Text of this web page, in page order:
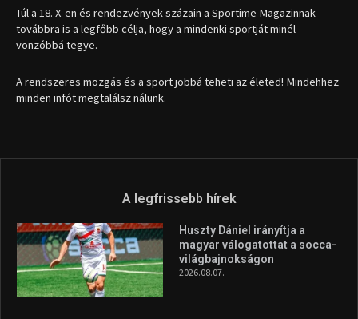
Túl a 18. X-en és rendezvények százain a Sportime Magazinnak
továbbra is a legfőbb célja, hogy a mindenki sportját minél
vonzóbbá tegye.
A rendszeres mozgás és a sport jobbá teheti az életed! Mindehhez
minden infót megtalálsz nálunk.
A legfrissebb hírek
Huszty Dániel irányítja a
magyar válogatottat a socca-
világbajnokságon
2026.08.07.